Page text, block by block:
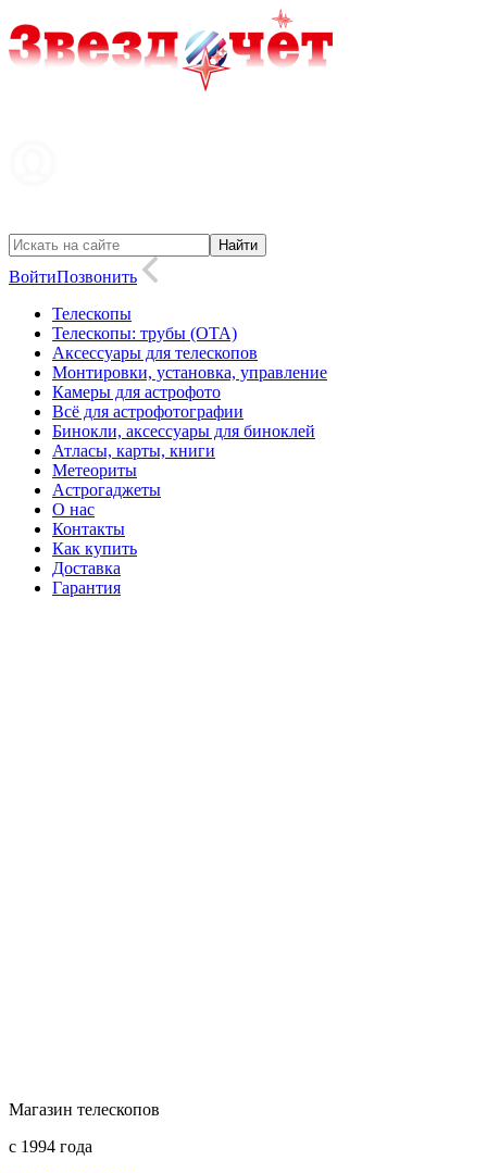
ВойтиПозвонить
Телескопы
Телескопы: трубы (OTA)
Аксессуары для телескопов
Монтировки, установка, управление
Камеры для астрофото
Всё для астрофотографии
Бинокли, аксессуары для биноклей
Атласы, карты, книги
Метеориты
Астрогаджеты
О нас
Контакты
Как купить
Доставка
Гарантия
Магазин телескопов
с 1994 года